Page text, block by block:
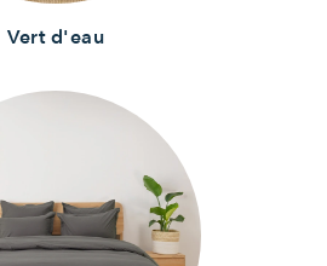
Vert d'eau